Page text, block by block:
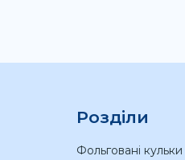
Розділи
Фольговані кульки